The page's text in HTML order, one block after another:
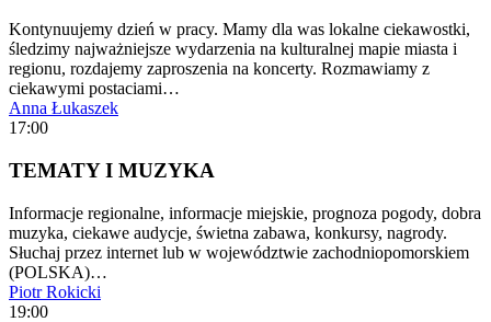
Kontynuujemy dzień w pracy. Mamy dla was lokalne ciekawostki,
śledzimy najważniejsze wydarzenia na kulturalnej mapie miasta i
regionu, rozdajemy zaproszenia na koncerty. Rozmawiamy z
ciekawymi postaciami…
Anna Łukaszek
17:00
TEMATY I MUZYKA
Informacje regionalne, informacje miejskie, prognoza pogody, dobra
muzyka, ciekawe audycje, świetna zabawa, konkursy, nagrody.
Słuchaj przez internet lub w województwie zachodniopomorskiem
(POLSKA)…
Piotr Rokicki
19:00